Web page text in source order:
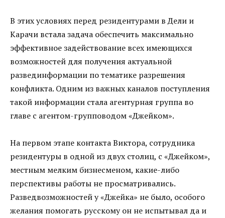
В этих условиях перед резидентурами в Дели и
Карачи встала задача обеспечить максимально
эффективное задействование всех имеющихся
возможностей для получения актуальной
развединформации по тематике разрешения
конфликта. Одним из важных каналов поступления
такой информации стала агентурная группа во
главе с агентом-групповодом «Джейком».
На первом этапе контакта Виктора, сотрудника
резидентуры в одной из двух столиц, с «Джейком»,
местным мелким бизнесменом, какие-либо
перспективы работы не просматривались.
Разведвозможностей у «Джейка» не было, особого
желания помогать русскому он не испытывал да и